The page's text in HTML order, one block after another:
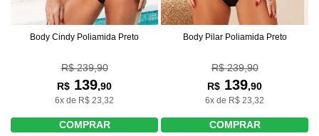
Body Cindy Poliamida Preto
R$ 239,90
R$ 139,90
6x de R$ 23,32
COMPRAR
Body Pilar Poliamida Preto
R$ 239,90
R$ 139,90
6x de R$ 23,32
COMPRAR